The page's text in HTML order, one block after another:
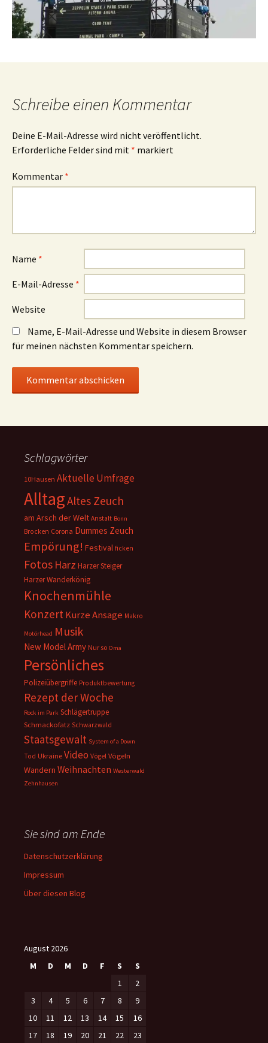
Schreibe einen Kommentar
Deine E-Mail-Adresse wird nicht veröffentlicht.
Erforderliche Felder sind mit * markiert
Kommentar *
Name *
E-Mail-Adresse *
Website
Name, E-Mail-Adresse und Website in diesem Browser
für meinen nächsten Kommentar speichern.
Schlagwörter
10Hausen Aktuelle Umfrage
AlltagAltes Zeuch
am Arsch der Welt Anstalt Bonn
Brocken Corona Dummes Zeuch
Empörung! Festival ficken
Fotos Harz Harzer Steiger
Harzer Wanderkönig
Knochenmühle
Konzert Kurze Ansage Makro
Motörhead Musik
New Model Army Nur so Oma
Persönliches
Polizeiübergriffe Produktbewertung
Rezept der Woche
Rock im Park Schlägertruppe
Schmackofatz Schwarzwald
Staatsgewalt System of a Down
Tod Ukraine Video Vögel Vögeln
Wandern Weihnachten Westerwald
Zehnhausen
Sie sind am Ende
Datenschutzerklärung
Impressum
Über diesen Blog
August 2026
M
D M D F S
S
1
2
3
4 5 6 7 8
9
10
11 12 13 14 15
16
17
18 19 20 21 22 23